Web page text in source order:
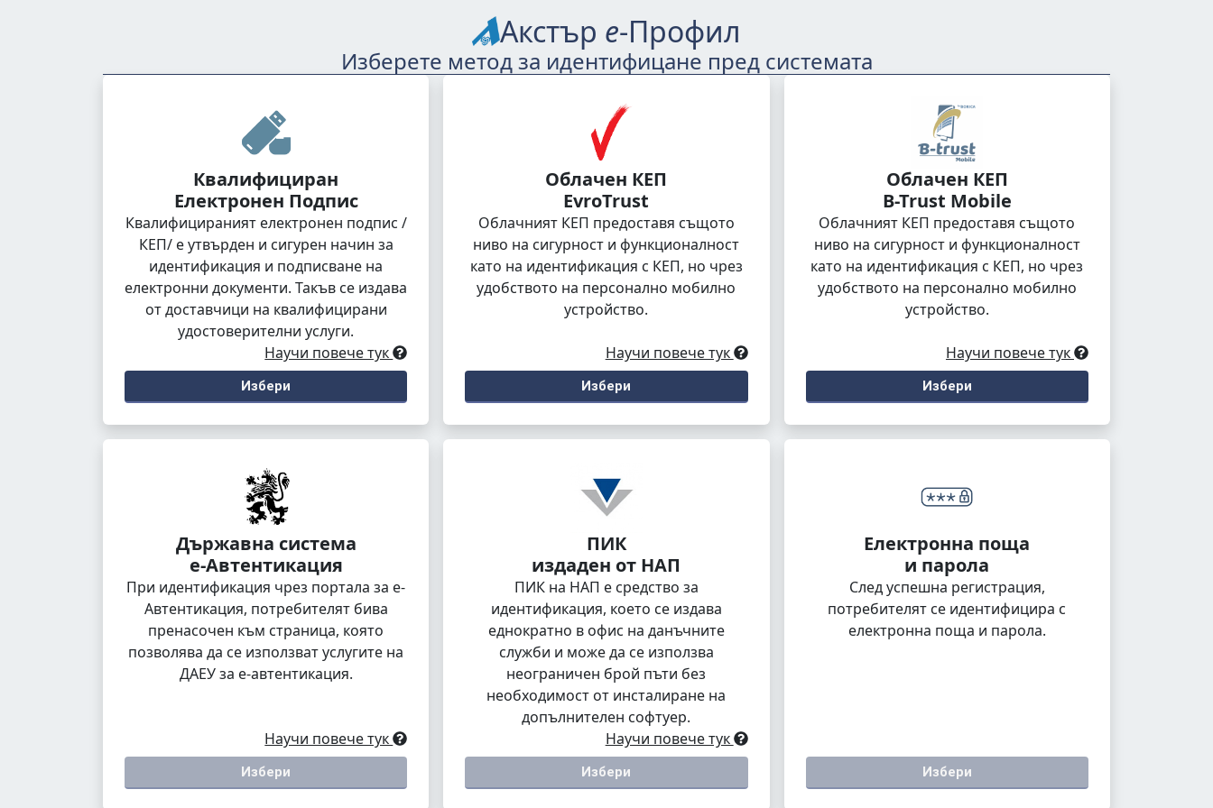
Акстър е-Профил
Изберете метод за идентифицане пред системата
Квалифициран
Електронен Подпис
Квалифицираният електронен подпис /
КЕП/ е утвърден и сигурен начин за
идентификация и подписване на
електронни документи. Такъв се издава
от доставчици на квалифицирани
удостоверителни услуги.
Научи повече тук
Избери
Облачен КЕП
EvroTrust
Облачният КЕП предоставя същото
ниво на сигурност и функционалност
като на идентификация с КЕП, но чрез
удобството на персонално мобилно
устройство.
Научи повече тук
Избери
Облачен КЕП
B-Trust Mobile
Облачният КЕП предоставя същото
ниво на сигурност и функционалност
като на идентификация с КЕП, но чрез
удобството на персонално мобилно
устройство.
Научи повече тук
Избери
Държавна система
е-Автентикация
При идентификация чрез портала за е-
Автентикация, потребителят бива
пренасочен към страница, която
позволява да се използват услугите на
ДАЕУ за е-автентикация.
Научи повече тук
Избери
ПИК
издаден от НАП
ПИК на НАП е средство за
идентификация, което се издава
еднократно в офис на данъчните
служби и може да се използва
неограничен брой пъти без
необходимост от инсталиране на
допълнителен софтуер.
Научи повече тук
Избери
Електронна поща
и парола
След успешна регистрация,
потребителят се идентифицира с
електронна поща и парола.
Избери